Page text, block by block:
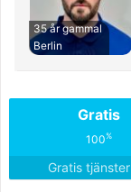
35 år gammal
Berlin
Gratis
100%
Gratis tjänster